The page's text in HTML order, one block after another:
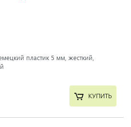
пластик 5 мм, жесткий,
КУПИТЬ